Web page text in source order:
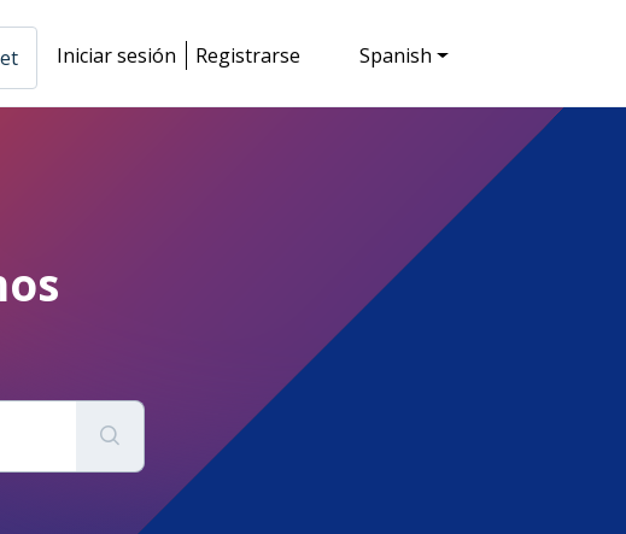
Iniciar sesión Registrarse Spanish